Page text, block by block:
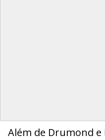
Além de Drumond e